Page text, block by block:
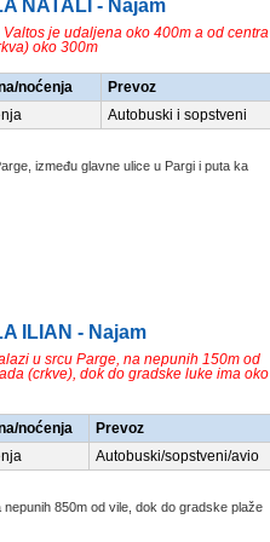
NATALI - Najam
Valtos je udaljena oko 400m a od centra
oko 300m
noćenja
Prevoz
Autobuski i sopstveni
između glavne ulice u Pargi i puta ka
ILIAN - Najam
u srcu Parge, na nepunih 150m od
(crkve), dok do gradske luke ima oko
noćenja
Prevoz
Autobuski/sopstveni/avio
850m od vile, dok do gradske plaže